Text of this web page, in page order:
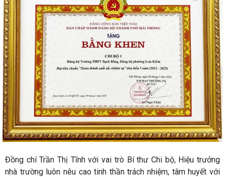
Đồng chí Trần Thị Tĩnh với vai trò Bí thư Chi bộ, Hiệu trưởng
nhà trường luôn nêu cao tinh thần trách nhiệm, tâm huyết với